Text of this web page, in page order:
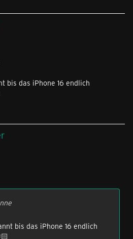
bis das iPhone 16 endlich
bis das iPhone 16 endlich